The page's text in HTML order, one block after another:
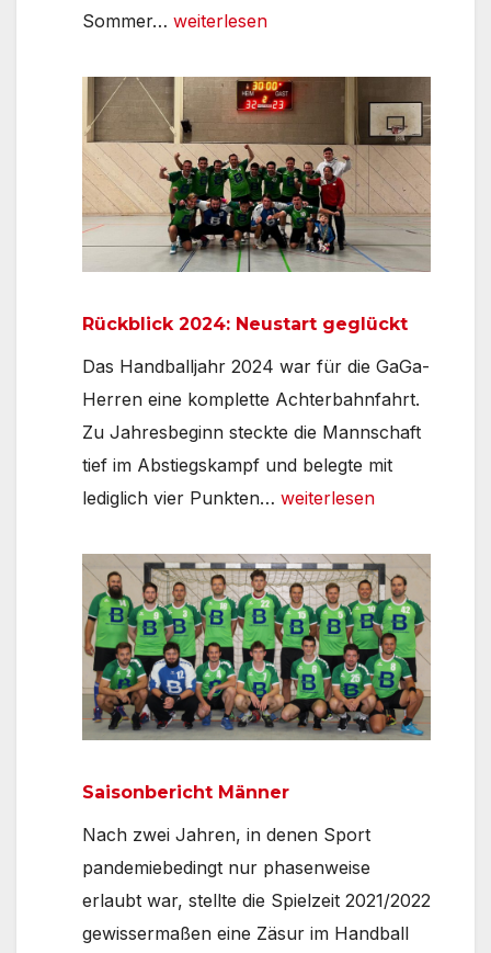
Sommer… Saisonbericht
Gaga-
Frauen
24/25
weiterlesen
Rückblick 2024: Neustart geglückt
Das Handballjahr 2024 war für die GaGa-
Herren eine komplette Achterbahnfahrt.
Zu Jahresbeginn steckte die Mannschaft
tief im Abstiegskampf und belegte mit
lediglich vier Punkten… Rückblick
Neustart
geglückt
weiterlesen
Saisonbericht Männer
Nach zwei Jahren, in denen Sport
pandemiebedingt nur phasenweise
erlaubt war, stellte die Spielzeit 2021/2022
gewissermaßen eine Zäsur im Handball